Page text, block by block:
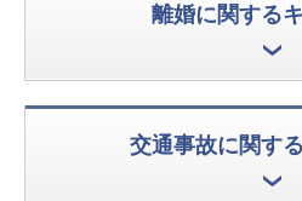
離婚に関する
交通事故に関す